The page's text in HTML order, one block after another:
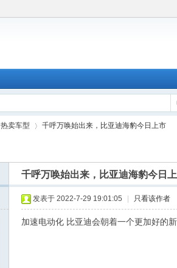
热卖车型
›
千呼万唤始出来，比亚迪海豹今日上市
千呼万唤始出来，比亚迪海豹今日
发表于 2022-7-29 19:01:05 只看该作者
加速电动化 比亚迪会朝着一个更加好的